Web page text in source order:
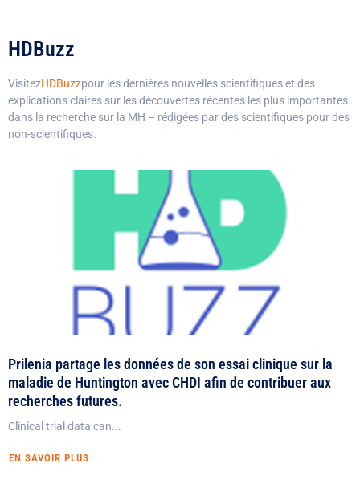
HDBuzz
VisitezHDBuzzpour les dernières nouvelles scientifiques et des
explications claires sur les découvertes récentes les plus importantes
dans la recherche sur la MH – rédigées par des scientifiques pour des
non-scientifiques.
Prilenia partage les données de son essai clinique sur la
maladie de Huntington avec CHDI afin de contribuer aux
recherches futures.
Clinical trial data can...
EN SAVOIR PLUS